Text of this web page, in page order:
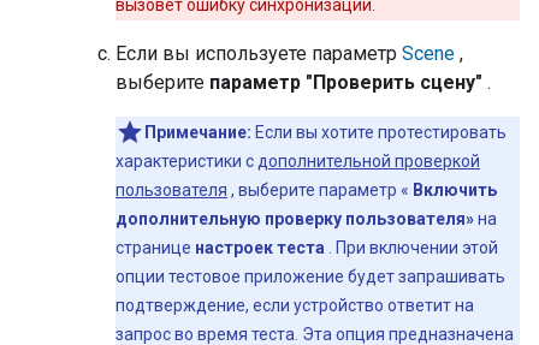
вызовет ошибку синхронизации.
Если вы используете параметр Scene ,
выберите параметр "Проверить сцену" .
Примечание: Если вы хотите протестировать
характеристики с дополнительной проверкой
пользователя , выберите параметр « Включить
дополнительную проверку пользователя»на
странице настроек теста . При включении этой
опции тестовое приложение будет запрашивать
подтверждение, если устройство ответит на
запрос во время теста. Эта опция предназначена